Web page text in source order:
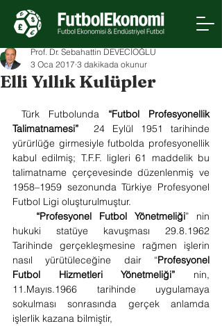
Elli Yıllık Kulüpler
Prof. Dr. Sebahattin DEVECİOĞLU
3 Oca 2017 3 dakikada okunur
Türk Futbolunda “Futbol Profesyonellik
Talimatnamesi” 24 Eylül 1951 tarihinde
yürürlüğe girmesiyle futbolda profesyonellik
kabul edilmiş; T.F.F. ligleri 61 maddelik bu
talimatname çerçevesinde düzenlenmiş ve
1958–1959 sezonunda Türkiye Profesyonel
Futbol Ligi oluşturulmuştur.
“Profesyonel Futbol Yönetmeliği” nin
hukuki statüye kavuşması 29.8.1962
Tarihinde gerçekleşmesine rağmen işlerin
nasıl yürütüleceğine dair “Profesyonel
Futbol Hizmetleri Yönetmeliği” nin,
11.Mayıs.1966 tarihinde uygulamaya
sokulması sonrasında gerçek anlamda
işlerlik kazana bilmiştir,